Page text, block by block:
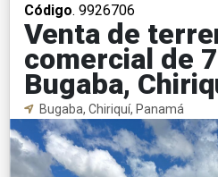
Código. 9926706
Venta de
comercial de
Bugaba,
Bugaba, Chiriquí, Panamá